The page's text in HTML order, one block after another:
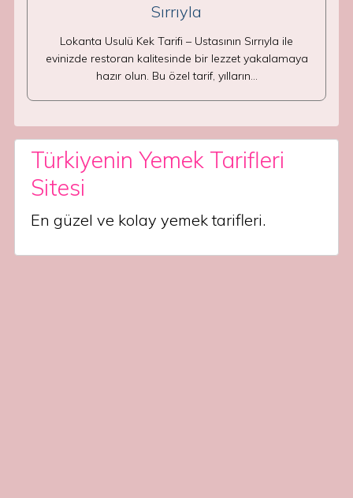
Sırrıyla
Lokanta Usulü Kek Tarifi – Ustasının Sırrıyla ile
evinizde restoran kalitesinde bir lezzet yakalamaya
hazır olun. Bu özel tarif, yılların…
Türkiyenin Yemek Tarifleri
Sitesi
En güzel ve kolay yemek tarifleri.